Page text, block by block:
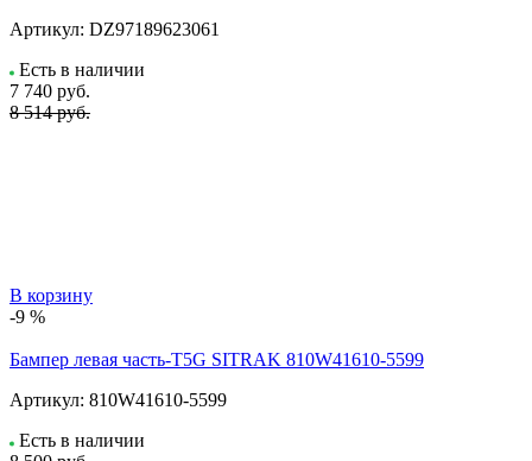
Артикул: DZ97189623061
Есть в наличии
7 740 руб.
8 514 руб.
В корзину
-9 %
Бампер левая часть-T5G SITRAK 810W41610-5599
Артикул: 810W41610-5599
Есть в наличии